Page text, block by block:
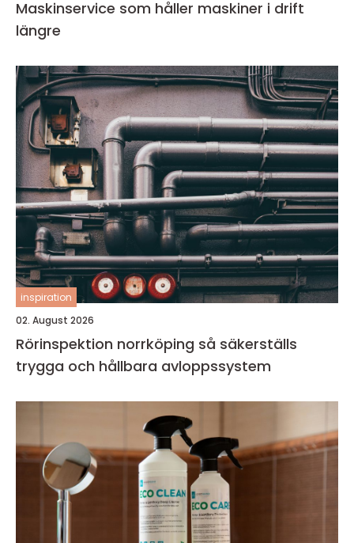
Maskinservice som håller maskiner i drift
längre
inspiration
02. August 2026
Rörinspektion norrköping så säkerställs
trygga och hållbara avloppssystem